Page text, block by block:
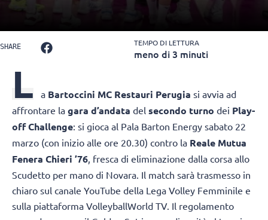
SHARE TEMPO DI LETTURA
meno di 3 minuti
L a Bartoccini MC Restauri Perugia si avvia ad
affrontare la gara d’andata del secondo turno dei Play-
off Challenge: si gioca al Pala Barton Energy sabato 22
marzo (con inizio alle ore 20.30) contro la Reale Mutua
Fenera Chieri ’76, fresca di eliminazione dalla corsa allo
Scudetto per mano di Novara. Il match sarà trasmesso in
chiaro sul canale YouTube della Lega Volley Femminile e
sulla piattaforma VolleyballWorld TV. Il regolamento